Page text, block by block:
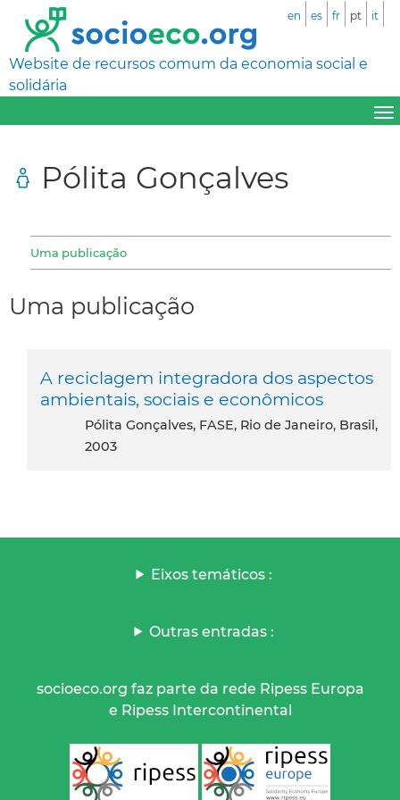
Website de recursos comum da economia social e
solidária
en es fr pt it
Pólita Gonçalves
Uma publicação
Uma publicação
A reciclagem integradora dos aspectos
ambientais, sociais e econômicos
Pólita Gonçalves, FASE, Rio de Janeiro, Brasil,
2003
Eixos temáticos :
Outras entradas :
socioeco.org faz parte da rede Ripess Europa
e Ripess Intercontinental